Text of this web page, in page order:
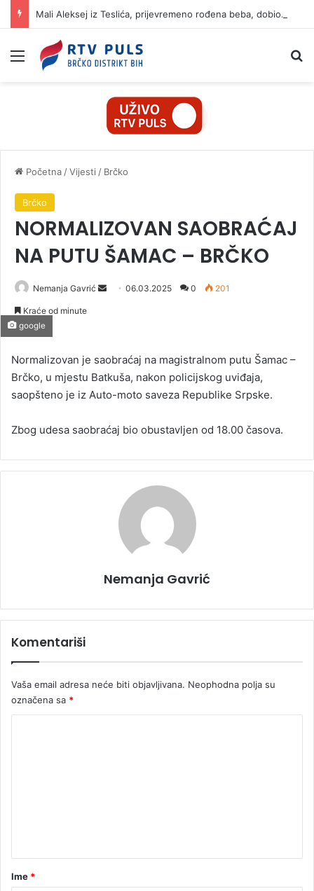
Mali Aleksej iz Teslića, prijevremeno rođena beba, dobio životnu bitku na UKC-u Srpske
Izbornik
Početna /Vijesti / Brčko
Brčko
NORMALIZOVAN SAOBRAĆAJ
NA PUTU ŠAMAC – BRČKO
Nemanja Gavrić
a
n
06.03.2025 0 201
Kraće od minute
google
Normalizovan je saobraćaj na magistralnom putu Šamac –
Brčko, u mjestu Batkuša, nakon policijskog uviđaja,
saopšteno je iz Auto-moto saveza Republike Srpske.
Zbog udesa saobraćaj bio obustavljen od 18.00 časova.
Nemanja Gavrić
Komentariši
Vaša email adresa neće biti objavljivana. Neophodna polja su
označena sa *
rIme *